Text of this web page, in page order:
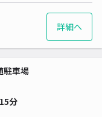
詳細へ
駐車場
分